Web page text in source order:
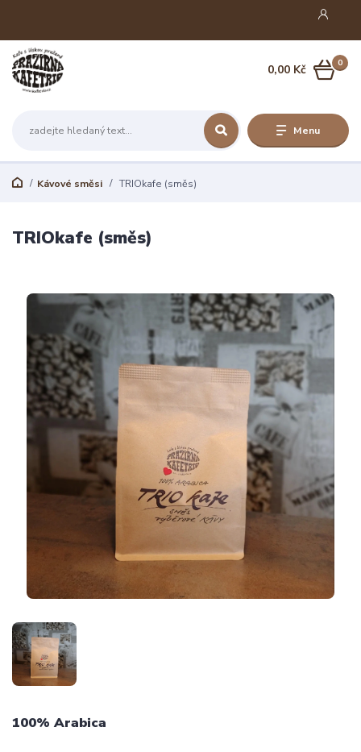
Menu
0
0,00 Kč
Kávové směsi TRIOkafe (směs)
TRIOkafe (směs)
100% Arabica